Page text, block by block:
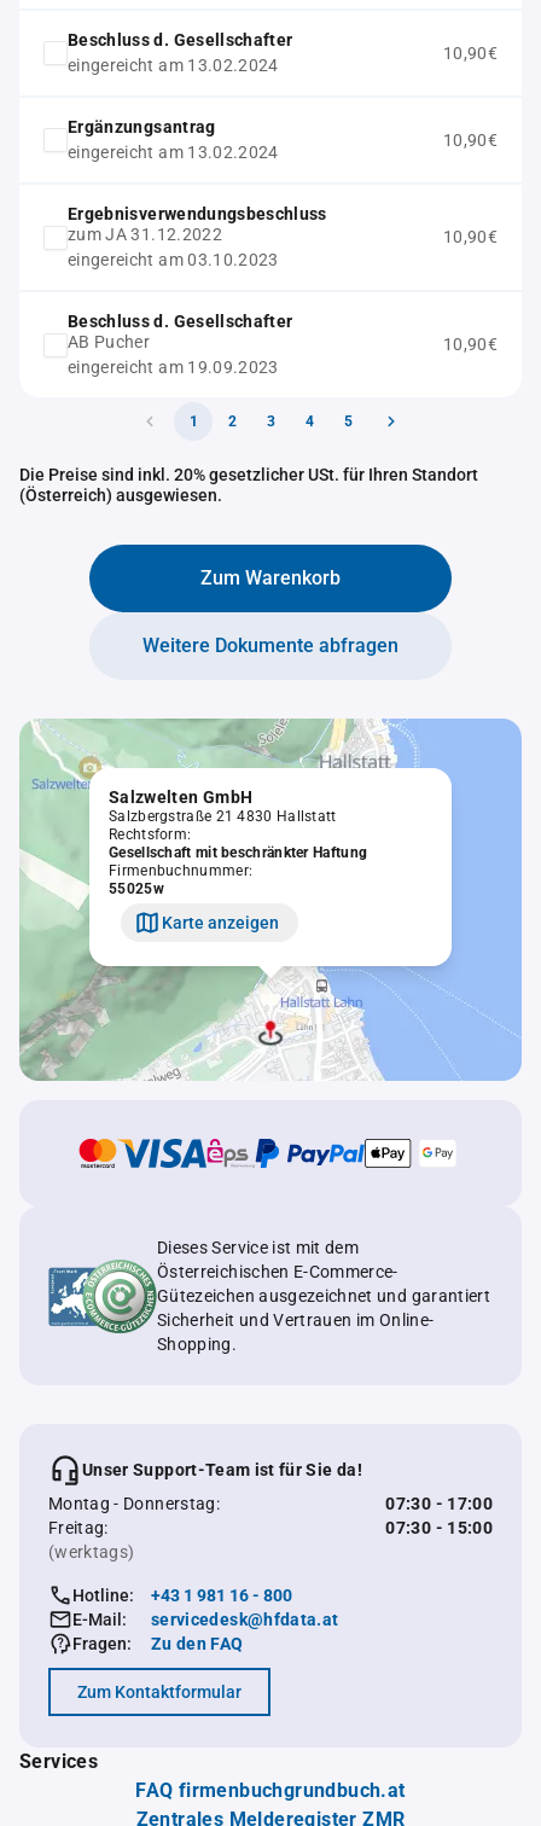
Beschluss d. Gesellschafter
eingereicht am 13.02.2024
10,90€
Ergänzungsantrag
eingereicht am 13.02.2024
10,90€
Ergebnisverwendungsbeschluss
zum JA 31.12.2022
eingereicht am 03.10.2023
10,90€
Beschluss d. Gesellschafter
AB Pucher
eingereicht am 19.09.2023
10,90€
1 2 3 4 5
Die Preise sind inkl. 20% gesetzlicher USt. für Ihren Standort
(Österreich) ausgewiesen.
Zum Warenkorb
Weitere Dokumente abfragen
Salzwelten GmbH
Salzbergstraße 21 4830 Hallstatt
Rechtsform:
Gesellschaft mit beschränkter Haftung
Firmenbuchnummer:
55025w
Karte anzeigen
Dieses Service ist mit dem
Österreichischen E-Commerce-
Gütezeichen ausgezeichnet und garantiert
Sicherheit und Vertrauen im Online-
Shopping.
Unser Support-Team ist für Sie da!
Montag - Donnerstag:
07:30 - 17:00
Freitag:
07:30 - 15:00
(werktags)
Hotline:
+43 1 981 16 - 800
E-Mail:
servicedesk@hfdata.at
Fragen:
Zu den FAQ
Zum Kontaktformular
Services
FAQ firmenbuchgrundbuch.at
Zentrales Melderegister ZMR